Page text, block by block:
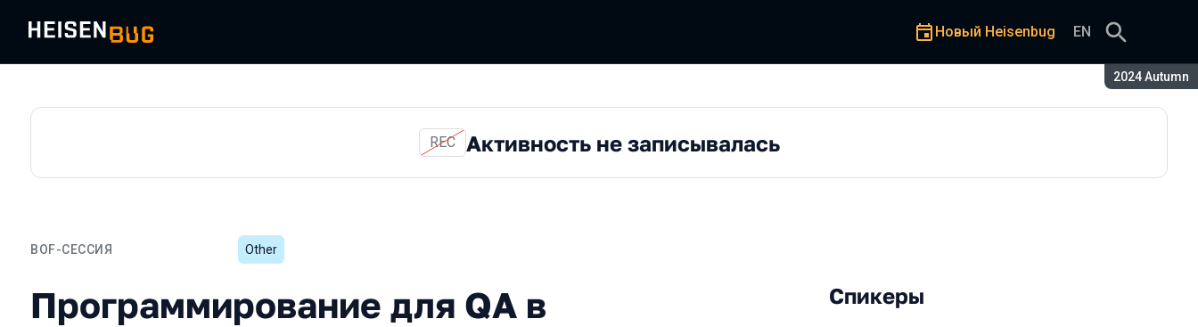
Сезон:
2024 Autumn
Новый Heisenbug EN
REC Активность не записывалась
BOF-СЕССИЯ
Программирование для QA в 2024 году: ключ к успеху или лишний груз, и как
Other
Программирование для QA в
Спикеры